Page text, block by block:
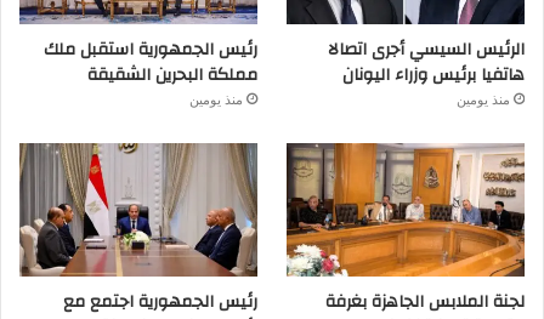
الرئيس السيسي أجرى اتصالا
هاتفيا برئيس وزراء اليونان
منذ يومين
رئيس الجمهورية استقبل ملك
مملكة البحرين الشقيقة
منذ يومين
لجنة الملابس الجاهزة بغرفة
رئيس الجمهورية اجتمع مع